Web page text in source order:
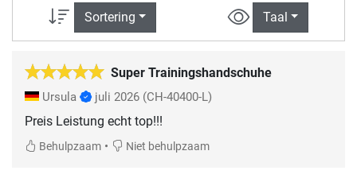
Sortering Taal
Super Trainingshandschuhe
Ursula juli 2026 (CH-40400-L)
Preis Leistung echt top!!!
Behulpzaam • Niet behulpzaam